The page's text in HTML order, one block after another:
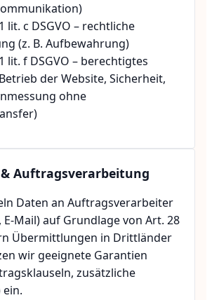
lit. c DSGVO – rechtliche
(z. B. Aufbewahrung)
lit. f DSGVO – berechtigtes
der Website, Sicherheit,
ohne
Auftragsverarbeitung
Daten an Auftragsverarbeiter
E-Mail) auf Grundlage von Art. 28
Übermittlungen in Drittländer
wir geeignete Garantien
zusätzliche